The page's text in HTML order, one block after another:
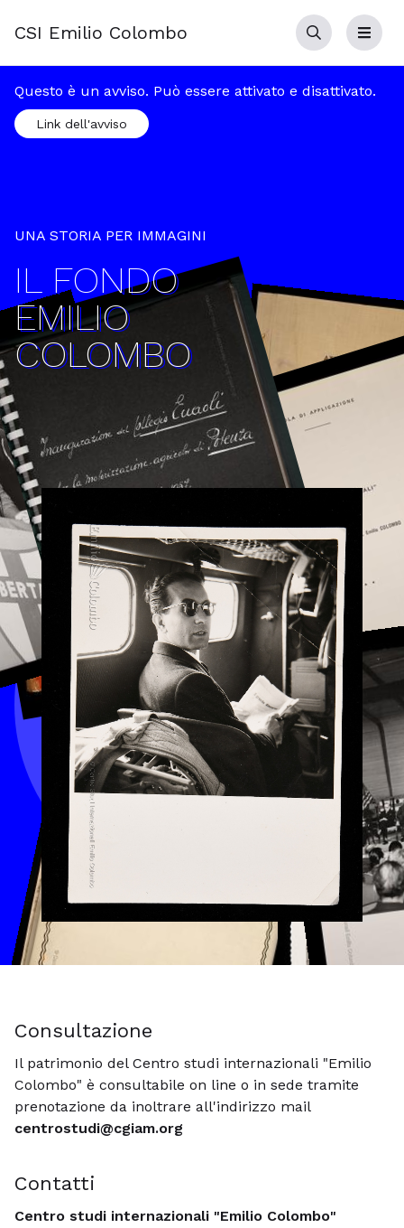
CSI Emilio Colombo Cerca Menu
Questo è un avviso. Può essere attivato e disattivato.
Link dell'avviso
UNA STORIA PER IMMAGINI
IL FONDO
EMILIO
COLOMBO
Consultazione
Il patrimonio del Centro studi internazionali "Emilio
Colombo" è consultabile on line o in sede tramite
prenotazione da inoltrare all'indirizzo mail
centrostudi@cgiam.org
Contatti
Centro studi internazionali "Emilio Colombo"